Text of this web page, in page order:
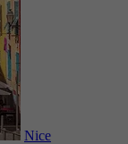
Nice